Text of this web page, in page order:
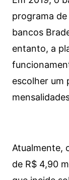
programa
bancos
entanto, a
escolher um
Atualmente,
de R$ 4,90